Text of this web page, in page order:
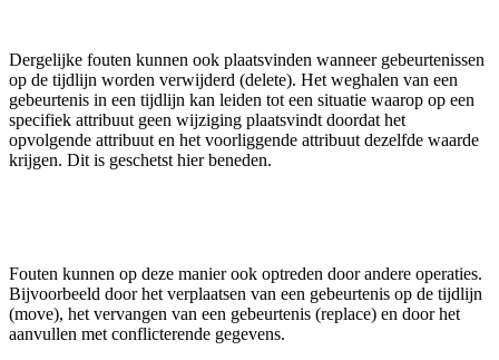
Dergelijke fouten kunnen ook plaatsvinden wanneer gebeurtenissen
op de tijdlijn worden verwijderd (delete). Het weghalen van een
gebeurtenis in een tijdlijn kan leiden tot een situatie waarop op een
specifiek attribuut geen wijziging plaatsvindt doordat het
opvolgende attribuut en het voorliggende attribuut dezelfde waarde
krijgen. Dit is geschetst hier beneden.
Fouten kunnen op deze manier ook optreden door andere operaties.
Bijvoorbeeld door het verplaatsen van een gebeurtenis op de tijdlijn
(move), het vervangen van een gebeurtenis (replace) en door het
aanvullen met conflicterende gegevens.